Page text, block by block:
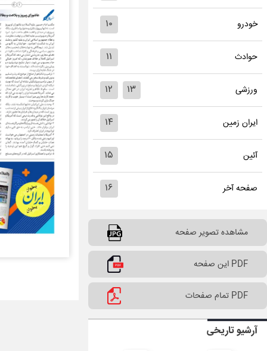
خودرو ۱۰
حوادث ۱۱
ورزشی ۱۲ ۱۳
ایران زمین ۱۴
آئین ۱۵
صفحه آخر ۱۶
مشاهده تصویر صفحه
PDF این صفحه
PDF تمام صفحات
آرشیو تاریخی